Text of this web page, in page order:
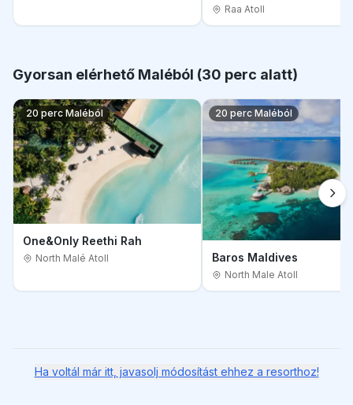
Raa Atoll
Gyorsan elérhető Maléból (30 perc alatt)
20 perc Maléból
One&Only Reethi Rah
North Malé Atoll
20 perc Maléból
Baros Maldives
North Male Atoll
Ha voltál már itt, javasolj módosítást ehhez a resorthoz!